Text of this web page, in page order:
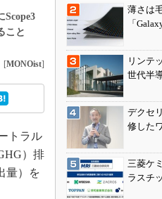
こと
[MONOist]
トラル
）排
量）を
薄さは
「
リンテ
世代半
デクセ
修した
三菱ケ
ラスチ